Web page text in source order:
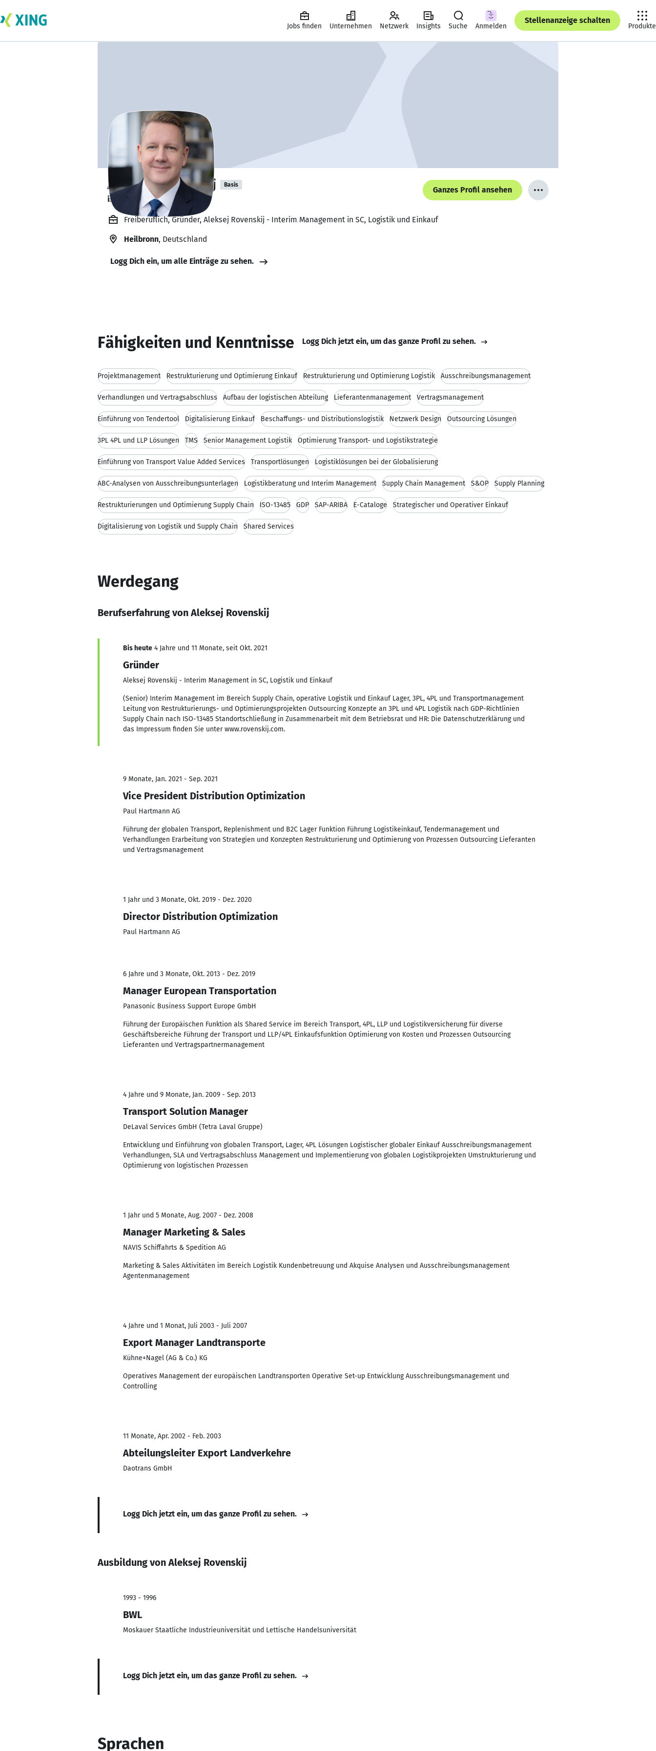
Jobs finden Unternehmen Netzwerk Insights Suche Anmelden
Stellenanzeige schalten
Produkte
Aleksej Rovenskij Basis
ist offen für Projekte. 🔎
Ganzes Profil ansehen
Freiberuflich, Gründer, Aleksej Rovenskij - Interim Management in SC, Logistik und Einkauf
Heilbronn, Deutschland
Logg Dich ein, um alle Einträge zu sehen.
Fähigkeiten und Kenntnisse Logg Dich jetzt ein, um das ganze Profil zu sehen.
Projektmanagement Restrukturierung und Optimierung Einkauf Restrukturierung und Optimierung Logistik Ausschreibungsmanagement
Verhandlungen und Vertragsabschluss Aufbau der logistischen Abteilung Lieferantenmanagement Vertragsmanagement
Einführung von Tendertool Digitalisierung Einkauf Beschaffungs- und Distributionslogistik Netzwerk Design Outsourcing Lösungen
3PL 4PL und LLP Lösungen TMS Senior Management Logistik Optimierung Transport- und Logistikstrategie
Einführung von Transport Value Added Services Transportlösungen Logistiklösungen bei der Globalisierung
ABC-Analysen von Ausschreibungsunterlagen Logistikberatung und Interim Management Supply Chain Management S&OP Supply Planning
Restrukturierungen und Optimierung Supply Chain ISO-13485 GDP SAP-ARIBA E-Cataloge Strategischer und Operativer Einkauf
Digitalisierung von Logistik und Supply Chain Shared Services
Werdegang
Berufserfahrung von Aleksej Rovenskij
Bis heute 4 Jahre und 11 Monate, seit Okt. 2021
Gründer
Aleksej Rovenskij - Interim Management in SC, Logistik und Einkauf
(Senior) Interim Management im Bereich Supply Chain, operative Logistik und Einkauf Lager, 3PL, 4PL und Transportmanagement
Leitung von Restrukturierungs- und Optimierungsprojekten Outsourcing Konzepte an 3PL und 4PL Logistik nach GDP-Richtlinien
Supply Chain nach ISO-13485 Standortschließung in Zusammenarbeit mit dem Betriebsrat und HR: Die Datenschutzerklärung und
das Impressum finden Sie unter www.rovenskij.com.
9 Monate, Jan. 2021 - Sep. 2021
Vice President Distribution Optimization
Paul Hartmann AG
Führung der globalen Transport, Replenishment und B2C Lager Funktion Führung Logistikeinkauf, Tendermanagement und
Verhandlungen Erarbeitung von Strategien und Konzepten Restrukturierung und Optimierung von Prozessen Outsourcing Lieferanten
und Vertragsmanagement
1 Jahr und 3 Monate, Okt. 2019 - Dez. 2020
Director Distribution Optimization
Paul Hartmann AG
6 Jahre und 3 Monate, Okt. 2013 - Dez. 2019
Manager European Transportation
Panasonic Business Support Europe GmbH
Führung der Europäischen Funktion als Shared Service im Bereich Transport, 4PL, LLP und Logistikversicherung für diverse
Geschäftsbereiche Führung der Transport und LLP/4PL Einkaufsfunktion Optimierung von Kosten und Prozessen Outsourcing
Lieferanten und Vertragspartnermanagement
4 Jahre und 9 Monate, Jan. 2009 - Sep. 2013
Transport Solution Manager
DeLaval Services GmbH (Tetra Laval Gruppe)
Entwicklung und Einführung von globalen Transport, Lager, 4PL Lösungen Logistischer globaler Einkauf Ausschreibungsmanagement
Verhandlungen, SLA und Vertragsabschluss Management und Implementierung von globalen Logistikprojekten Umstrukturierung und
Optimierung von logistischen Prozessen
1 Jahr und 5 Monate, Aug. 2007 - Dez. 2008
Manager Marketing & Sales
NAVIS Schiffahrts & Spedition AG
Marketing & Sales Aktivitäten im Bereich Logistik Kundenbetreuung und Akquise Analysen und Ausschreibungsmanagement
Agentenmanagement
4 Jahre und 1 Monat, Juli 2003 - Juli 2007
Export Manager Landtransporte
Kühne+Nagel (AG & Co.) KG
Operatives Management der europäischen Landtransporten Operative Set-up Entwicklung Ausschreibungsmanagement und
Controlling
11 Monate, Apr. 2002 - Feb. 2003
Abteilungsleiter Export Landverkehre
Daotrans GmbH
Logg Dich jetzt ein, um das ganze Profil zu sehen.
Ausbildung von Aleksej Rovenskij
1993 - 1996
BWL
Moskauer Staatliche Industrieuniversität und Lettische Handelsuniversität
Logg Dich jetzt ein, um das ganze Profil zu sehen.
Sprachen